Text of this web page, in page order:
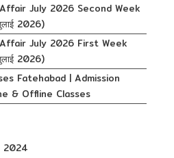
July 2026 Second Week
2026)
July 2026 First Week
2026)
Fatehabad | Admission
& Offline Classes
2024